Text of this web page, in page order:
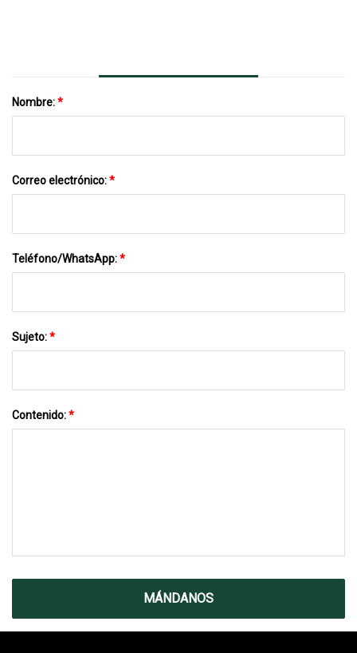
Nombre:*
Correo electrónico:*
Teléfono/WhatsApp:*
Sujeto:*
Contenido:*
MÁNDANOS